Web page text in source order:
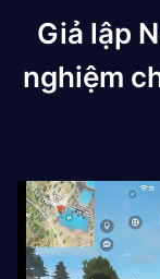
Giả lập
nghiệm